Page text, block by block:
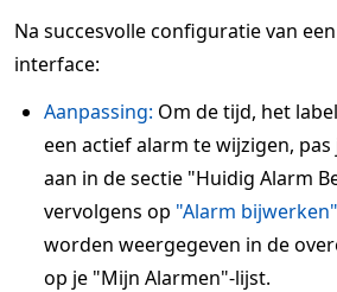
Na succesvolle configuratie van
interface:
Aanpassing: Om de tijd, het
een actief alarm te wijzigen,
aan in de sectie "Huidig Alarm
vervolgens op "Alarm bijwerken"
worden weergegeven in de
op je "Mijn Alarmen"-lijst.